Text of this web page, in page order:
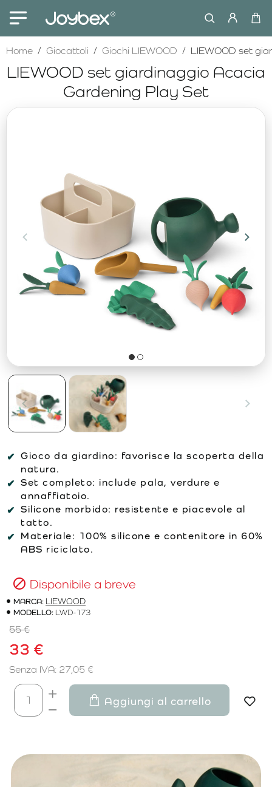
LIEWOOD set giardinaggio Acacia
Gardening Play Set
HomehomeGiocattoli Giochi LIEWOOD LIEWOOD set
Gioco da giardino: favorisce la scoperta della
natura.
Set completo: include pala, verdure e
annaffiatoio.
Silicone morbido: resistente e piacevole al
tatto.
Materiale: 100% silicone e contenitore in 60%
ABS riciclato.
Disponibile a breve
MARCA: LIEWOOD
MODELLO: LWD-173
33 €
55 €
Senza IVA: 27,05 €
Aggiungi al carrello